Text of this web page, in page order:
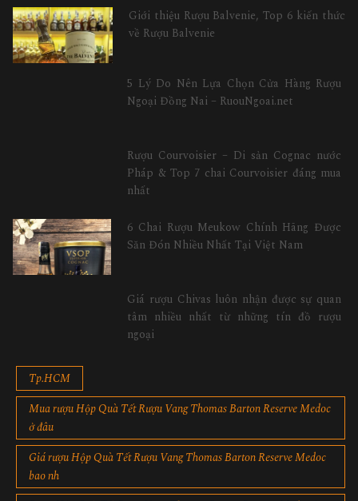
Giới thiệu Rượu Balvenie, Top 6 kiến thức
về Rượu Balvenie
5 Lý Do Nên Lựa Chọn Cửa Hàng Rượu
Ngoại Đồng Nai – RuouNgoai.net
Rượu Courvoisier – Di sản Cognac nước
Pháp & Top 7 chai Courvoisier đáng mua
nhất
6 Chai Rượu Meukow Chính Hãng Được
Săn Đón Nhiều Nhất Tại Việt Nam
Giá rượu Chivas luôn nhận được sự quan
tâm nhiều nhất từ những tín đồ rượu
ngoại
Tp.HCM
Mua rượu Hộp Quà Tết Rượu Vang Thomas Barton Reserve Medoc
ở đâu
Giá rượu Hộp Quà Tết Rượu Vang Thomas Barton Reserve Medoc
bao nh